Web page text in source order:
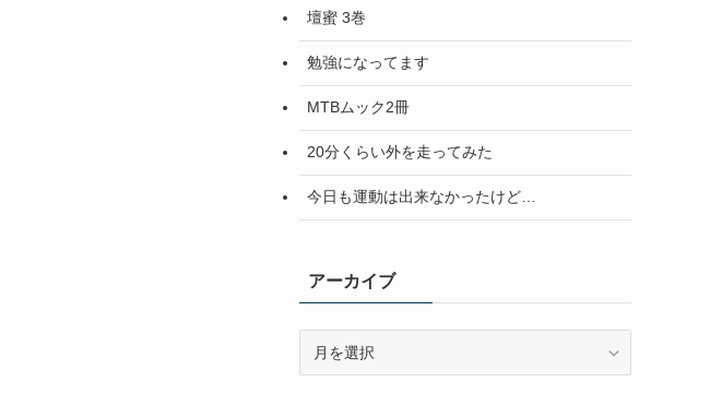
壇蜜 3巻
勉強になってます
MTBムック2冊
20分くらい外を走ってみた
今日も運動は出来なかったけど…
アーカイブ